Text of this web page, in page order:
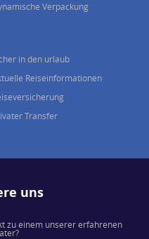
Verpackung
in den urlaub
Reiseinformationen
Transfer
uns
zu einem unserer erfahrenen